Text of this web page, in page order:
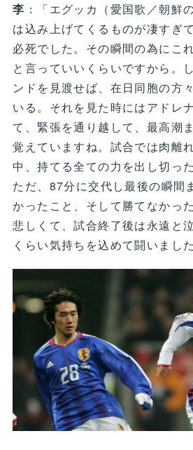
李 ：「エグッカ（愛国歌／朝鮮
は込み上げてくるものが凄すぎ
必死でした。その瞬間の為にこ
と言っていいくらいですから。
ンドを見渡せば、在日同胞の方
いる。それを見た時にはアドレ
て、緊張を通り越して、最高潮
覚えていますね。試合では肉離
中、持てる全ての力を出し切っ
ただ、87分に交代し最後の瞬間
かったこと、そして勝てなかっ
悲しくて、試合終了後は永遠と
くらい気持ちを込めて闘いました